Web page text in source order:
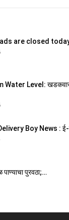
are closed today
Water Level:
Boy News : ई-
पाण्याचा पुरवठा;…